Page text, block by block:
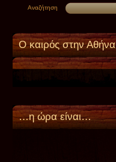
Αναζήτηση
Ο καιρός στην Αθήνα
…η ώρα είναι…